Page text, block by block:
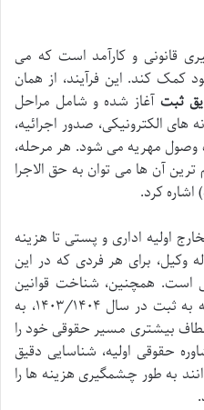
قانونی و کارآمد است که می
کمک کند. این فرآیند، از همان
ثبت آغاز شده و شامل مراحل
های الکترونیکی، صدور اجرائیه،
وصول مهریه می شود. هر مرحله،
آن ها می توان به حق الاجرا
اولیه اداری و پستی تا هزینه
وکیل، برای هر فردی که در این
است. همچنین، شناخت قوانین
جدید، مانند لغو الزام مراجعه اولیه به ثبت در سال ۱۴۰۳/۱۴۰۴، به
بیشتری مسیر حقوقی خود را
حقوقی اولیه، شناسایی دقیق
به طور چشمگیری هزینه ها را